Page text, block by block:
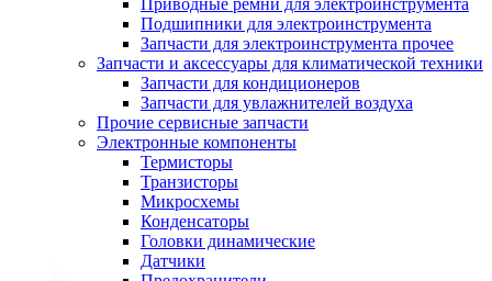
Приводные ремни для электроинструмента
Подшипники для электроинструмента
Запчасти для электроинструмента прочее
Запчасти и аксессуары для климатической техники
Запчасти для кондиционеров
Запчасти для увлажнителей воздуха
Прочие сервисные запчасти
Электронные компоненты
Термисторы
Транзисторы
Микросхемы
Конденсаторы
Головки динамические
Датчики